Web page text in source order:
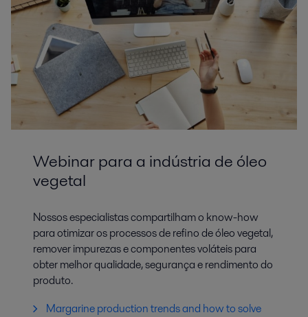
Webinar para a indústria de óleo
vegetal
Nossos especialistas compartilham o know-how
para otimizar os processos de refino de óleo vegetal,
remover impurezas e componentes voláteis para
obter melhor qualidade, segurança e rendimento do
produto.
Margarine production trends and how to solve